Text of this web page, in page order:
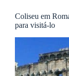
Coliseu em
para visitá-lo